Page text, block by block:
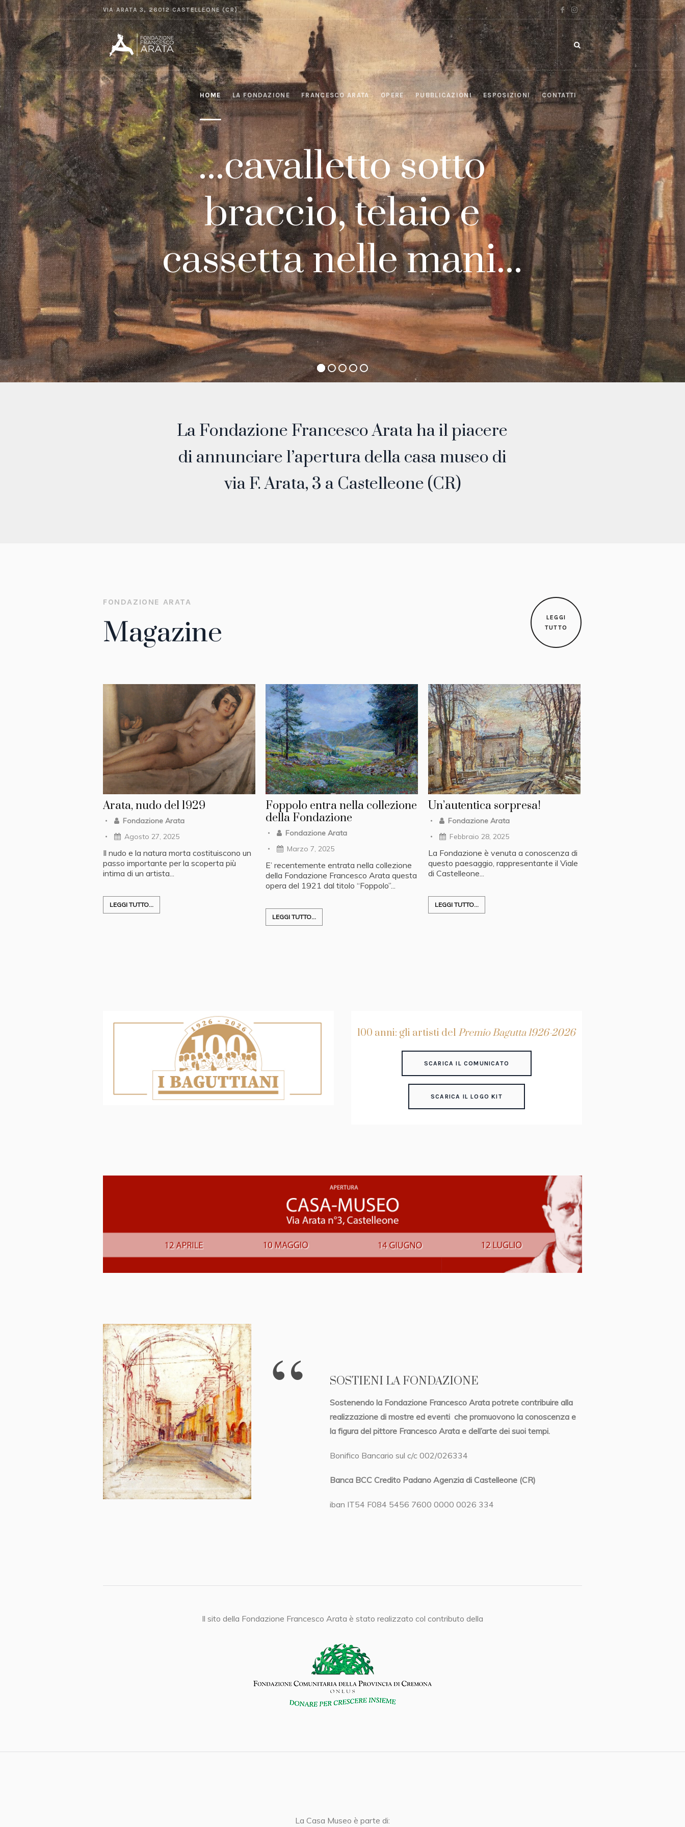
VIA ARATA 3, 26012 CASTELLEONE (CR)
HOME LA FONDAZIONE FRANCESCO ARATA OPERE PUBBLICAZIONI ESPOSIZIONI CONTATTI
CURRENT EXHIBITIONS
Dutch Artist
Magic Pictures
...cavalletto sotto
braccio, telaio e
cassetta nelle mani...
La Fondazione Francesco Arata ha il piacere
di annunciare l’apertura della casa museo di
via F. Arata, 3 a Castelleone (CR)
FONDAZIONE ARATA
Magazine
LEGGI
TUTTO
Arata, nudo del 1929
Fondazione Arata
Agosto 27, 2025
Il nudo e la natura morta costituiscono un
passo importante per la scoperta più
intima di un artista...
LEGGI TUTTO...
Foppolo entra nella collezione
della Fondazione
Fondazione Arata
Marzo 7, 2025
E’ recentemente entrata nella collezione
della Fondazione Francesco Arata questa
opera del 1921 dal titolo “Foppolo”...
LEGGI TUTTO...
Un’autentica sorpresa!
Fondazione Arata
Febbraio 28, 2025
La Fondazione è venuta a conoscenza di
questo paesaggio, rappresentante il Viale
di Castelleone...
LEGGI TUTTO...
100 anni: gli artisti del Premio Bagutta 1926-2026
SCARICA IL COMUNICATO
SCARICA IL LOGO KIT
SOSTIENI LA FONDAZIONE
Sostenendo la Fondazione Francesco Arata potrete contribuire alla
realizzazione di mostre ed eventiche promuovono la conoscenza e
la figura del pittore Francesco Arata e dell’arte dei suoi tempi.
Bonifico Bancario sul c/c 002/026334
Banca BCC Credito Padano Agenzia di Castelleone (CR)
iban IT54 F084 5456 7600 0000 0026 334
Il sito della Fondazione Francesco Arata è stato realizzato col contributo della
La Casa Museo è parte di: